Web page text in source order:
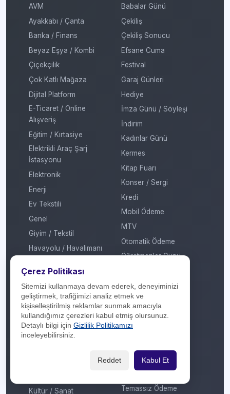
AVM
Ayakkabı / Çanta
Banka / Finans
Beyaz Eşya / Kombi
Çiçekçilik
Çok Katlı Mağaza
Dijital Platform
E-Ticaret / Online
Alışveriş
Eğitim / Kırtasiye
Elektrikli Araç Şarj
İstasyonu
Elektronik
Enerji
Ev Tekstili
Genel
Giyim / Tekstil
Havayolu / Havalimanı
Kafe / Restoran / Fast
Food / Gıda
Kargo
Konaklama
Kültür / Sanat
Babalar Günü
Çekiliş
Çekiliş Sonucu
Efsane Cuma
Festival
Garaj Günleri
Hediye
İmza Günü / Söyleşi
İndirim
Kadınlar Günü
Kermes
Kitap Fuarı
Konser / Sergi
Kredi
Mobil Ödeme
MTV
Otomatik Ödeme
Öğretmenler Günü
Ramazan
Sevgililer Günü
Sosyal Medya
Sosyal Sorumluluk
Temassız Ödeme
Çerez Politikası
Sitemizi kullanmaya devam ederek, deneyiminizi
geliştirmek, trafiğimizi analiz etmek ve
kişiselleştirilmiş reklamlar sunmak amacıyla
kullandığımız çerezleri kabul etmiş olursunuz.
Detaylı bilgi için Gizlilik Politikamızı
inceleyebilirsiniz.
Reddet Kabul Et